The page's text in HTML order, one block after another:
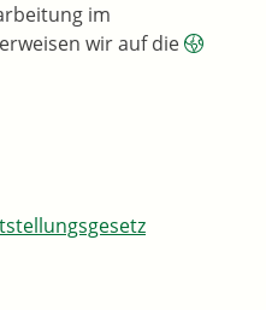
im
wir auf die